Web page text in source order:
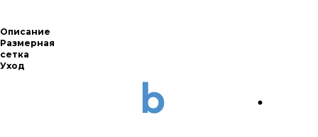
Описание
Размерная
сетка
Уход